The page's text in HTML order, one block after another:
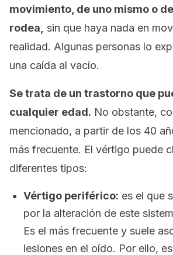
movimiento, de uno mismo o
rodea, sin que haya nada en
realidad. Algunas personas lo
una caída al vacío.
Se trata de un trastorno que
cualquier edad. No obstante,
mencionado, a partir de los 40
más frecuente. El vértigo puede
diferentes tipos:
Vértigo periférico: es el que
por la alteración de este
Es el más frecuente y suele
lesiones en el oído. Por ello,